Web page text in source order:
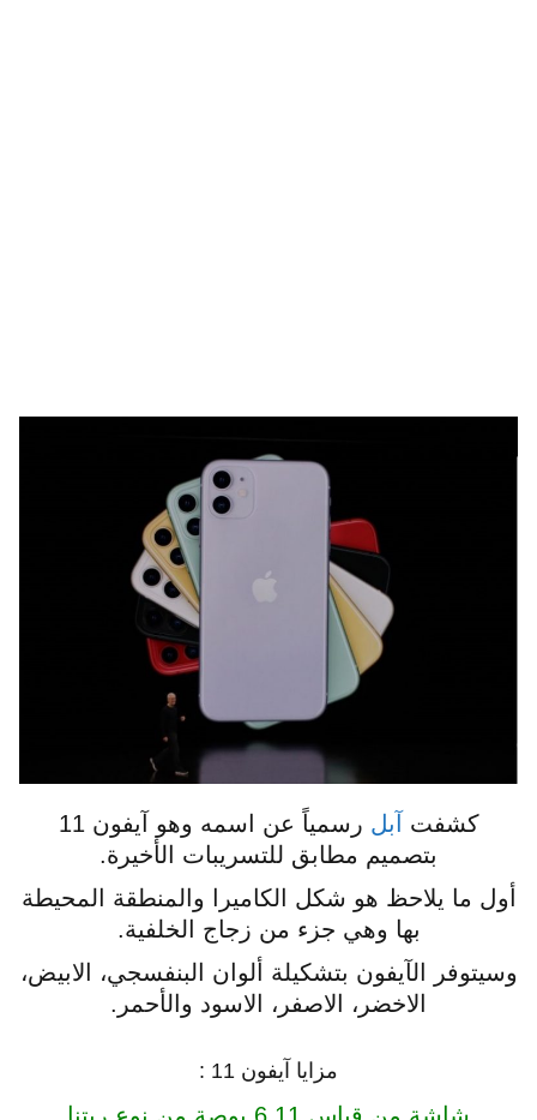
كشفت آبل
رسمياً عن اسمه وهو آيفون 11
بتصميم مطابق للتسريبات الأخيرة.
أول ما يلاحظ هو شكل الكاميرا والمنطقة المحيطة
بها وهي جزء من زجاج الخلفية.
وسيتوفر الآيفون بتشكيلة ألوان البنفسجي، الابيض،
الاخضر، الاصفر، الاسود والأحمر.
مزايا آيفون 11 :